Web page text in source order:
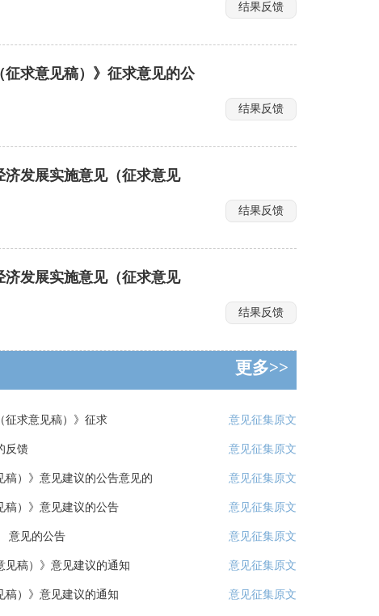
结果反馈
求意见稿）》征求意见的公
结果反馈
发展实施意见（征求意见
结果反馈
发展实施意见（征求意见
结果反馈
更多>>
意见征集原文
征求意见稿）》征求
意见征集原文
反馈
意见征集原文
）》意见建议的公告意见的
意见征集原文
稿）》意见建议的公告
意见征集原文
意见的公告
意见征集原文
见稿）》意见建议的通知
意见征集原文
稿）》意见建议的通知